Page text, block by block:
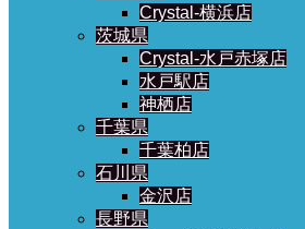
Crystal-横浜店
茨城県
Crystal-水戸赤塚店
水戸駅店
神栖店
千葉県
千葉柏店
石川県
金沢店
長野県